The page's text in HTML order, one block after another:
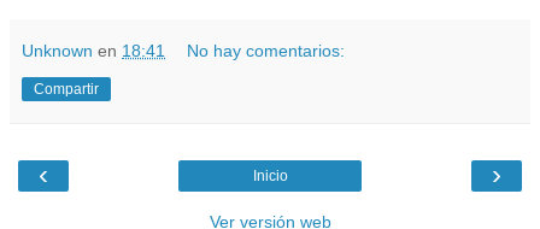
Unknown en 18:41 No hay comentarios:
Compartir
‹ ›
Inicio
Ver versión web